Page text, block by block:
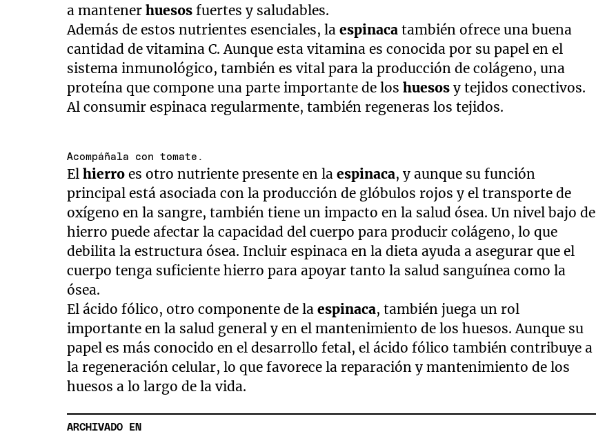
a mantenerhuesosfuertes y saludables.
Además de estos nutrientes esenciales, laespinacatambién ofrece una buena
cantidad de vitamina C. Aunque esta vitamina es conocida por su papel en el
sistema inmunológico, también es vital para la producción de colágeno, una
proteína que compone una parte importante de loshuesosy tejidos conectivos.
Al consumir espinaca regularmente, también regeneras los tejidos.
Acompáñala con tomate.
Elhierroes otro nutriente presente en laespinaca, y aunque su función
principal está asociada con la producción de glóbulos rojos y el transporte de
oxígeno en la sangre, también tiene un impacto en la salud ósea. Un nivel bajo de
hierro puede afectar la capacidad del cuerpo para producir colágeno, lo que
debilita la estructura ósea. Incluir espinaca en la dieta ayuda a asegurar que el
cuerpo tenga suficiente hierro para apoyar tanto la salud sanguínea como la
ósea.
El ácido fólico, otro componente de laespinaca, también juega un rol
importante en la salud general y en el mantenimiento de los huesos. Aunque su
papel es más conocido en el desarrollo fetal, el ácido fólico también contribuye a
la regeneración celular, lo que favorece la reparación y mantenimiento de los
huesos a lo largo de la vida.
ARCHIVADO EN